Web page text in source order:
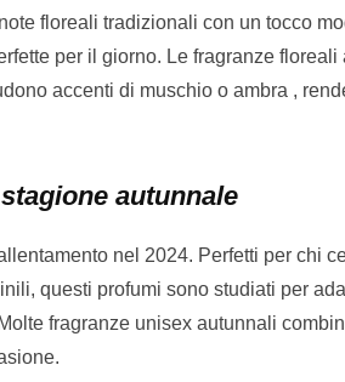
floreali tradizionali con un tocco
per il giorno. Le fragranze
accenti di muschio o ambra ,
autunnale
nel 2024. Perfetti per chi
questi profumi sono studiati per
fragranze unisex autunnali